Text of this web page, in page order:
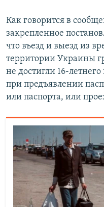
Как говорится в
закрепленное
что въезд и выезд из
территории Украины
не достигли 16-летнего
при предъявлении
или паспорта, или